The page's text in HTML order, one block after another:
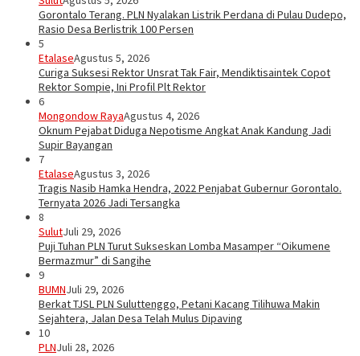
Gorontalo Terang. PLN Nyalakan Listrik Perdana di Pulau Dudepo,
Rasio Desa Berlistrik 100 Persen
5
EtalaseAgustus 5, 2026
Curiga Suksesi Rektor Unsrat Tak Fair, Mendiktisaintek Copot
Rektor Sompie, Ini Profil Plt Rektor
6
Mongondow RayaAgustus 4, 2026
Oknum Pejabat Diduga Nepotisme Angkat Anak Kandung Jadi
Supir Bayangan
7
EtalaseAgustus 3, 2026
Tragis Nasib Hamka Hendra, 2022 Penjabat Gubernur Gorontalo.
Ternyata 2026 Jadi Tersangka
8
SulutJuli 29, 2026
Puji Tuhan PLN Turut Sukseskan Lomba Masamper “Oikumene
Bermazmur” di Sangihe
9
BUMNJuli 29, 2026
Berkat TJSL PLN Suluttenggo, Petani Kacang Tilihuwa Makin
Sejahtera, Jalan Desa Telah Mulus Dipaving
10
PLNJuli 28, 2026